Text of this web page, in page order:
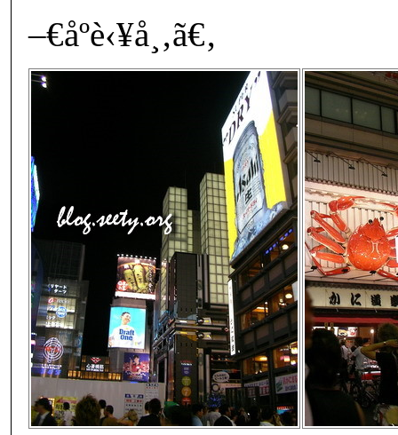
–€åº­è‹¥å¸‚ã€‚